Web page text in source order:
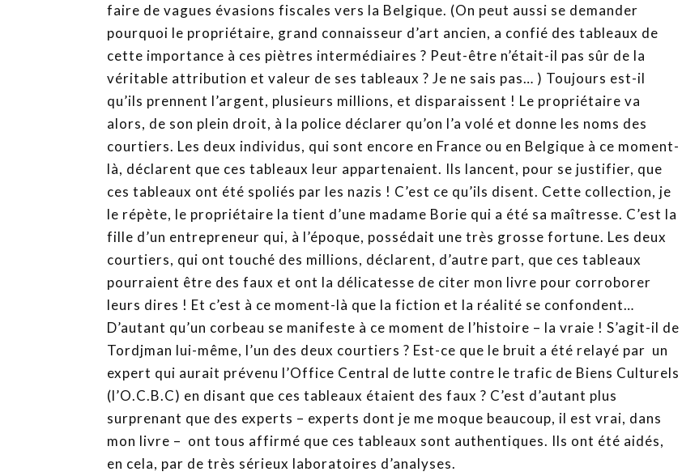
faire de vagues évasions fiscales vers la Belgique. (On peut aussi se demander
pourquoi le propriétaire, grand connaisseur d’art ancien, a confié des tableaux de
cette importance à ces piètres intermédiaires ? Peut-être n’était-il pas sûr de la
véritable attribution et valeur de ses tableaux ? Je ne sais pas… ) Toujours est-il
qu’ils prennent l’argent, plusieurs millions, et disparaissent ! Le propriétaire va
alors, de son plein droit, à la police déclarer qu’on l’a volé et donne les noms des
courtiers. Les deux individus, qui sont encore en France ou en Belgique à ce moment-
là, déclarent que ces tableaux leur appartenaient. Ils lancent, pour se justifier, que
ces tableaux ont été spoliés par les nazis ! C’est ce qu’ils disent. Cette collection, je
le répète, le propriétaire la tient d’une madame Borie qui a été sa maîtresse. C’est la
fille d’un entrepreneur qui, à l’époque, possédait une très grosse fortune. Les deux
courtiers, qui ont touché des millions, déclarent, d’autre part, que ces tableaux
pourraient être des faux et ont la délicatesse de citer mon livre pour corroborer
leurs dires ! Et c’est à ce moment-là que la fiction et la réalité se confondent…
D’autant qu’un corbeau se manifeste à ce moment de l’histoire – la vraie ! S’agit-il de
Tordjman lui-même, l’un des deux courtiers ? Est-ce que le bruit a été relayé par un
expert qui aurait prévenu l’Office Central de lutte contre le trafic de Biens Culturels
(l’O.C.B.C) en disant que ces tableaux étaient des faux ? C’est d’autant plus
surprenant que des experts – experts dont je me moque beaucoup, il est vrai, dans
mon livre – ont tous affirmé que ces tableaux sont authentiques. Ils ont été aidés,
en cela, par de très sérieux laboratoires d’analyses.